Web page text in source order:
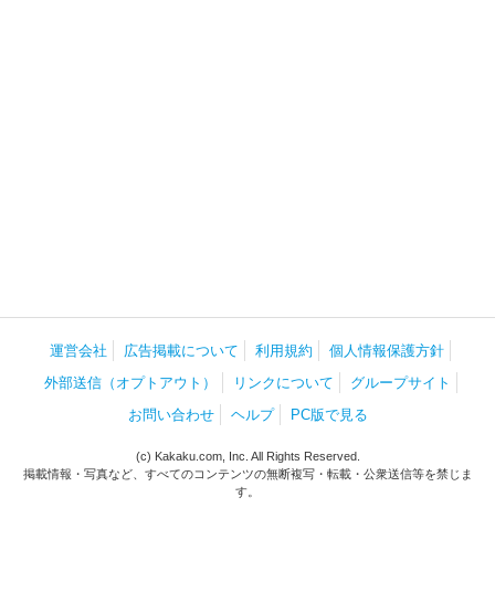
運営会社 広告掲載について 利用規約
個人情報保護方針
外部送信（オプトアウト）
リンクについて
グループサイト
お問い合わせ
ヘルプ PC版で見る
(c) Kakaku.com, Inc. All Rights Reserved.
掲載情報・写真など、すべてのコンテンツの無断複写・転載・公衆送信等を禁じま
す。